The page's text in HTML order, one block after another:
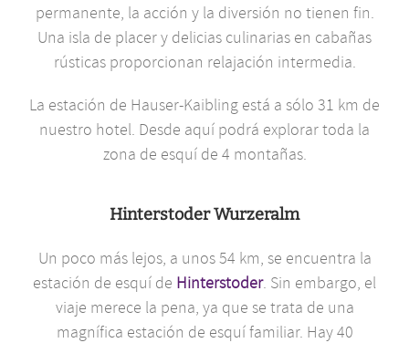
permanente, la acción y la diversión no tienen fin.
Una isla de placer y delicias culinarias en cabañas
rústicas proporcionan relajación intermedia.
La estación de Hauser-Kaibling está a sólo 31 km de
nuestro hotel. Desde aquí podrá explorar toda la
zona de esquí de 4 montañas.
Hinterstoder Wurzeralm
Un poco más lejos, a unos 54 km, se encuentra la
estación de esquí de Hinterstoder. Sin embargo, el
viaje merece la pena, ya que se trata de una
magnífica estación de esquí familiar. Hay 40